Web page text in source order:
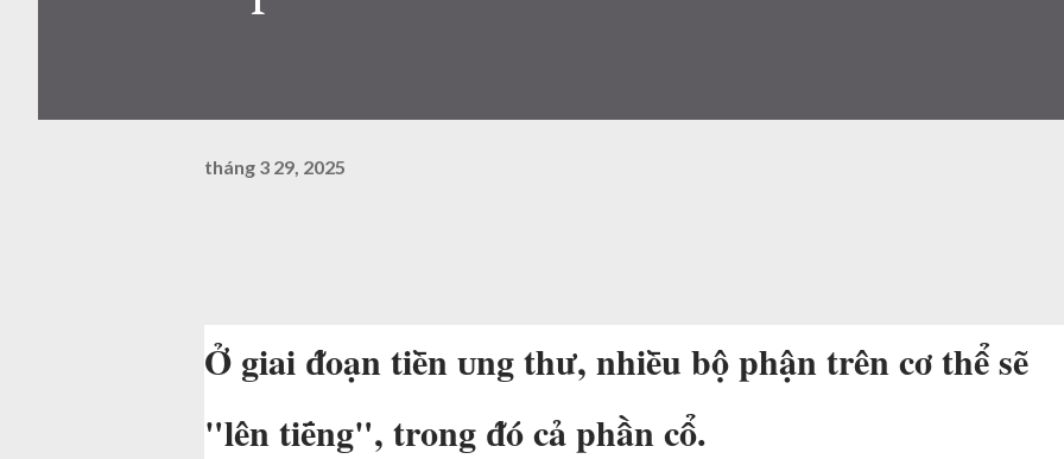
tháng 3 29, 2025
Ở giai ᵭoạn tiḕn ᴜng thư, nhiḕu bộ phận trên cơ thể sẽ
"lên tiḗng", trong ᵭó cả phần cổ.